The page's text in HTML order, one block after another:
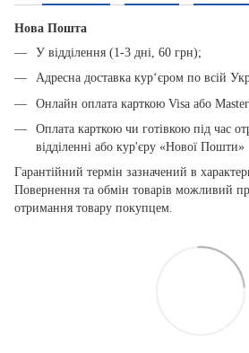
Нова Пошта
У відділення (1-3 дні, 60 грн);
Адресна доставка кур‘єром по всій
Онлайн оплата карткою Visa або
Оплата карткою чи готівкою під час
відділенні або кур'єру «Нової Пошти»
Гарантійний термін зазначений в
Повернення та обмін товарів можливий
отримання товару покупцем.